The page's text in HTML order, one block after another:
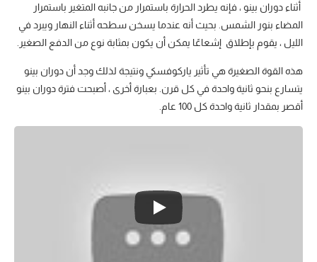
أثناء دوران بينو ، فإنه يطرد الحرارة باستمرار من جانبه المتغير باستمرار
المضاء بنور الشمس. بحيث أنه عندما يسخن سطحه أثناء النهار ويبرد في
الليل ، يقوم بإطلاق إشعاعًا يمكن أن يكون بمثابة نوع من الدفع الصغير.
هذه القوة الصغيرة هي تأثير ياركوفسكي ونتيجة لذلك وجد أن دوران بينو
يتسارع بنحو ثانية واحدة في كل قرن. بعبارة أخرى ، أصبحت فترة دوران بينو
أقصر بمقدار ثانية واحدة كل 100 عام.